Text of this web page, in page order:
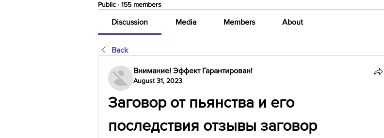
Public · 155 members
Discussion Media Members About
Back
Внимание! Эффект Гарантирован!
August 31, 2023
Заговор от пьянства и его
последствия отзывы заговор